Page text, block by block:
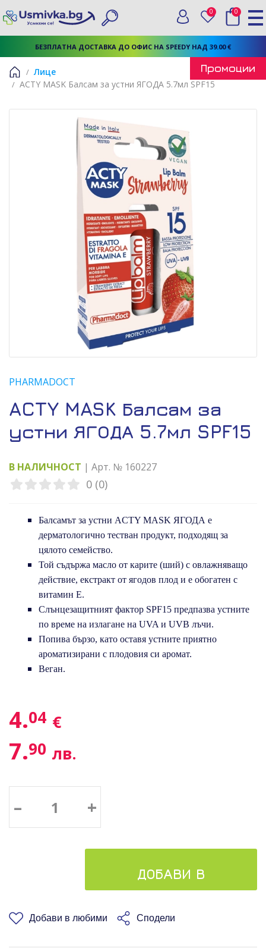
БЕЗПЛАТНА ДОСТАВКА ДО ОФИС НА SPEEDY НАД 39.00 €
Търси
Вход
0 Любими
0
Начало
Лице
ACTY MASK Балсам за устни ЯГОДА 5.7мл SPF15
PHARMADOCT
ACTY MASK Балсам за
устни ЯГОДА 5.7мл SPF15
В НАЛИЧНОСТ | Арт. № 160227
0 (0)
Балсамът за устни ACTY MASK ЯГОДА е
дерматологично тестван продукт, подходящ за
цялото семейство.
Той съдържа масло от карите (ший) с овлажняващо
действие, екстракт от ягодов плод и е обогатен с
витамин Е.
Слънцезащитният фактор SPF15 предпазва устните
по време на излагане на UVA и UVB лъчи.
Попива бързо, като оставя устните приятно
ароматизирани с плодовия си аромат.
Веган.
4.04 €
7.90 лв.
– +
ДОБАВИ В
КОШНИЦАТА
Добави в любими Сподели
Промоции